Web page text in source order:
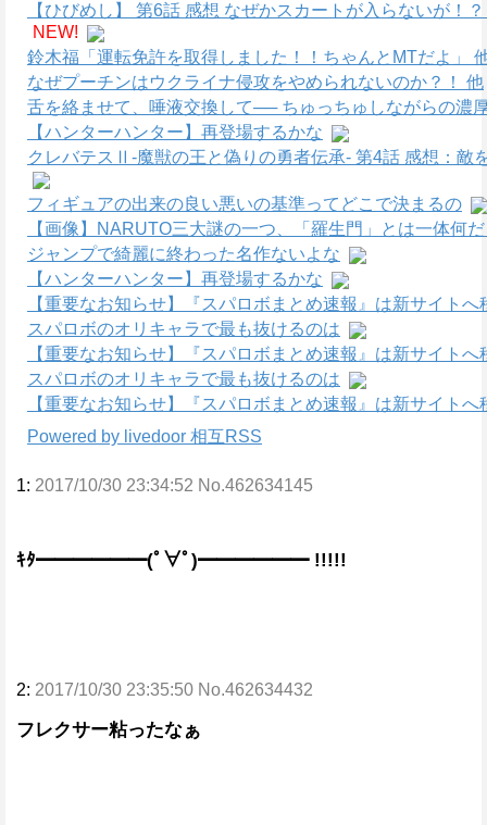
【ひびめし】 第6話 感想 なぜかスカートが入らないが！
NEW!
鈴木福「運転免許を取得しました！！ちゃんとMTだよ」
なぜプーチンはウクライナ侵攻をやめられないのか？！ 他
舌を絡ませて、唾液交換して── ちゅっちゅしながらの濃
【ハンターハンター】再登場するかな
クレバテスⅡ-魔獣の王と偽りの勇者伝承- 第4話 感想：敵
フィギュアの出来の良い悪いの基準ってどこで決まるの
【画像】NARUTO三大謎の一つ、「羅生門」とは一体何
ジャンプで綺麗に終わった名作ないよな
【ハンターハンター】再登場するかな
【重要なお知らせ】『スパロボまとめ速報』は新サイトへ
スパロボのオリキャラで最も抜けるのは
【重要なお知らせ】『スパロボまとめ速報』は新サイトへ
スパロボのオリキャラで最も抜けるのは
【重要なお知らせ】『スパロボまとめ速報』は新サイトへ
Powered by livedoor 相互RSS
1: 2017/10/30 23:34:52 No.462634145
ｷﾀ━━━━━━(ﾟ∀ﾟ)━━━━━━ !!!!!
2: 2017/10/30 23:35:50 No.462634432
フレクサー粘ったなぁ